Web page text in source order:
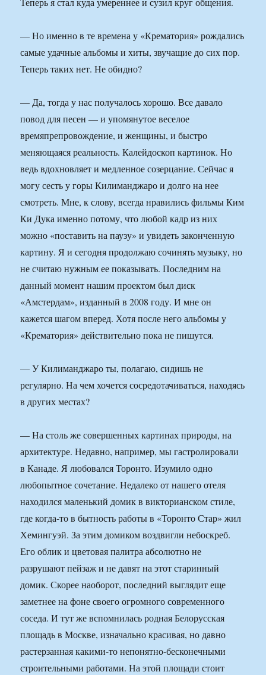
— Но именно в те времена у «Крематория» рождались
самые удачные альбомы и хиты, звучащие до сих пор.
Теперь таких нет. Не обидно?
— Да, тогда у нас получалось хорошо. Все давало
повод для песен — и упомянутое веселое
времяпрепровождение, и женщины, и быстро
меняющаяся реальность. Калейдоскоп картинок. Но
ведь вдохновляет и медленное созерцание. Сейчас я
могу сесть у горы Килиманджаро и долго на нее
смотреть. Мне, к слову, всегда нравились фильмы Ким
Ки Дука именно потому, что любой кадр из них
можно «поставить на паузу» и увидеть законченную
картину. Я и сегодня продолжаю сочинять музыку, но
не считаю нужным ее показывать. Последним на
данный момент нашим проектом был диск
«Амстердам», изданный в 2008 году. И мне он
кажется шагом вперед. Хотя после него альбомы у
«Крематория» действительно пока не пишутся.
— У Килиманджаро ты, полагаю, сидишь не
регулярно. На чем хочется сосредотачиваться, находясь
в других местах?
— На столь же совершенных картинах природы, на
архитектуре. Недавно, например, мы гастролировали
в Канаде. Я любовался Торонто. Изумило одно
любопытное сочетание. Недалеко от нашего отеля
находился маленький домик в викторианском стиле,
где когда-то в бытность работы в «Торонто Стар» жил
Хемингуэй. За этим домиком воздвигли небоскреб.
Его облик и цветовая палитра абсолютно не
разрушают пейзаж и не давят на этот старинный
домик. Скорее наоборот, последний выглядит еще
заметнее на фоне своего огромного современного
соседа. И тут же вспомнилась родная Белорусская
площадь в Москве, изначально красивая, но давно
растерзанная какими-то непонятно-бесконечными
строительными работами. На этой площади стоит